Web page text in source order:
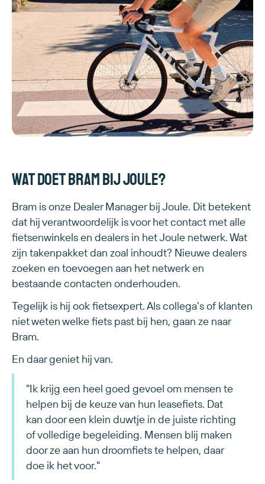
Wat doet Bram bij Joule?
Bram is onze Dealer Manager bij Joule. Dit betekent
dat hij verantwoordelijk is voor het contact met alle
fietsenwinkels en dealers in het Joule netwerk. Wat
zijn takenpakket dan zoal inhoudt? Nieuwe dealers
zoeken en toevoegen aan het netwerk en
bestaande contacten onderhouden.
Tegelijk is hij ook fietsexpert. Als collega's of klanten
niet weten welke fiets past bij hen, gaan ze naar
Bram.
En daar geniet hij van.
"Ik krijg een heel goed gevoel om mensen te
helpen bij de keuze van hun leasefiets. Dat
kan door een klein duwtje in de juiste richting
of volledige begeleiding. Mensen blij maken
door ze aan hun droomfiets te helpen, daar
doe ik het voor."